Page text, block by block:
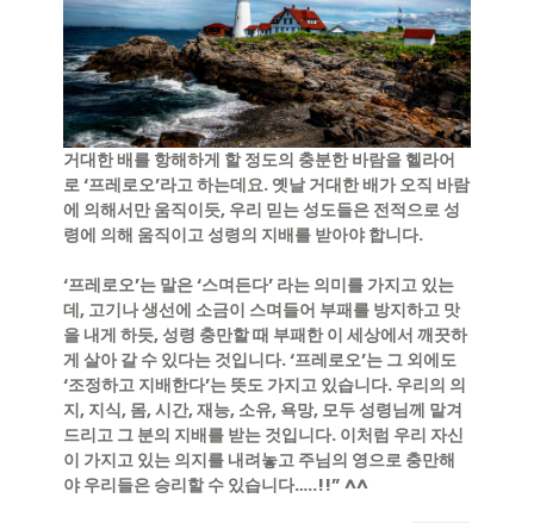
거대한 배를 항해하게 할 정도의 충분한 바람을 헬라어
로‘프레로오’라고 하는데요. 옛날 거대한 배가 오직 바람
에 의해서만 움직이듯, 우리 믿는 성도들은 전적으로 성
령에 의해 움직이고 성령의 지배를 받아야 합니다.
‘프레로오’는 말은‘스며든다’ 라는 의미를 가지고 있는
데, 고기나 생선에 소금이 스며들어 부패를 방지하고 맛
을 내게 하듯,성령 충만할 때 부패한 이 세상에서 깨끗하
게 살아 갈 수 있다는 것입니다. ‘프레로오’는 그 외에도
‘조정하고 지배한다’는 뜻도 가지고 있습니다. 우리의 의
지, 지식, 몸,시간,재능, 소유, 욕망, 모두 성령님께 맡겨
드리고 그 분의 지배를 받는 것입니다. 이처럼 우리 자신
이 가지고 있는 의지를 내려놓고 주님의 영으로 충만해
야 우리들은 승리할 수 있습니다…..!!” ^^